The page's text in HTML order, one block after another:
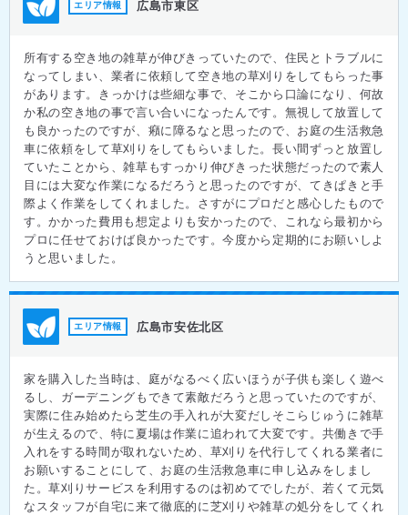
エリア情報 広島市東区
所有する空き地の雑草が伸びきっていたので、住民とトラブルに
なってしまい、業者に依頼して空き地の草刈りをしてもらった事
があります。きっかけは些細な事で、そこから口論になり、何故
か私の空き地の事で言い合いになったんです。無視して放置して
も良かったのですが、癪に障るなと思ったので、お庭の生活救急
車に依頼をして草刈りをしてもらいました。長い間ずっと放置し
ていたことから、雑草もすっかり伸びきった状態だったので素人
目には大変な作業になるだろうと思ったのですが、てきぱきと手
際よく作業をしてくれました。さすがにプロだと感心したもので
す。かかった費用も想定よりも安かったので、これなら最初から
プロに任せておけば良かったです。今度から定期的にお願いしよ
うと思いました。
エリア情報 広島市安佐北区
家を購入した当時は、庭がなるべく広いほうが子供も楽しく遊べ
るし、ガーデニングもできて素敵だろうと思っていたのですが、
実際に住み始めたら芝生の手入れが大変だしそこらじゅうに雑草
が生えるので、特に夏場は作業に追われて大変です。共働きで手
入れをする時間が取れないため、草刈りを代行してくれる業者に
お願いすることにして、お庭の生活救急車に申し込みをしまし
た。草刈りサービスを利用するのは初めてでしたが、若くて元気
なスタッフが自宅に来て徹底的に芝刈りや雑草の処分をしてくれ